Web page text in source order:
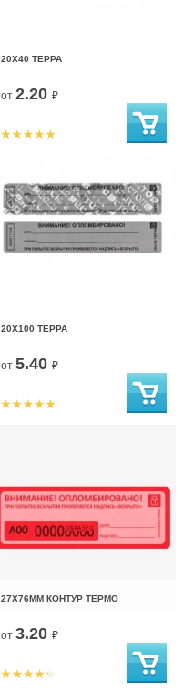
20Х40 ТЕРРА
от 2.20 ₽
20Х100 ТЕРРА
от 5.40 ₽
27Х76ММ КОНТУР ТЕРМО
от 3.20 ₽